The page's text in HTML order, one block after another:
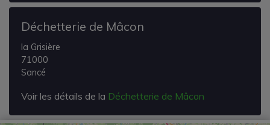
Déchetterie de Mâcon
la Grisière
71000
Sancé
Voir les détails de la Déchetterie de Mâcon